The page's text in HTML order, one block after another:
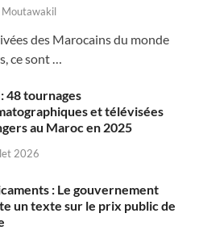
des Marocains du monde
ce sont …
48 tournages
et télévisées
au Maroc en 2025
2026
: Le gouvernement
un texte sur le prix public de